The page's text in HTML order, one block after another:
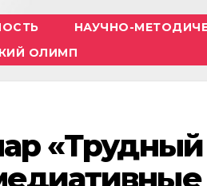
НАУЧНО-
ОЛИМП
«Трудный